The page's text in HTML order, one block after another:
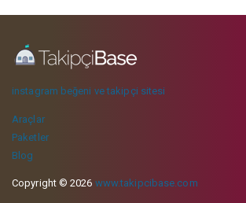
instagram beğeni ve takipçi sitesi
Araçlar
Paketler
Blog
Copyright © 2026 www.takipcibase.com